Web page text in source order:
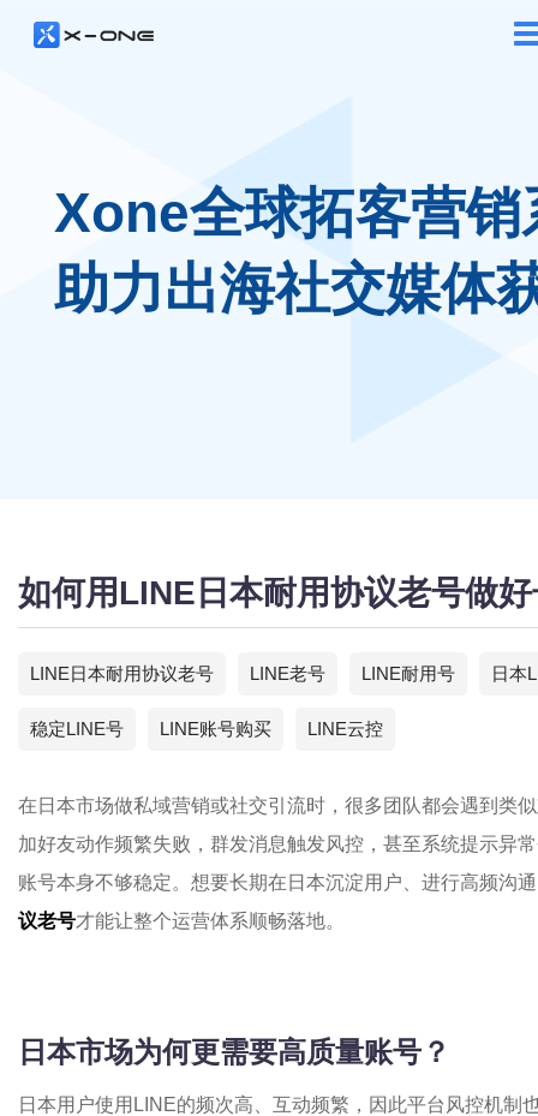
Xone全球拓客营销
助力出海社交媒体
如何用LINE日本耐用协议老号做
LINE日本耐用协议老号 LINE老号 LINE耐用号 日本
稳定LINE号 LINE账号购买 LINE云控
在日本市场做私域营销或社交引流时，很多团队都会遇到类
加好友动作频繁失败，群发消息触发风控，甚至系统提示异
账号本身不够稳定。想要长期在日本沉淀用户、进行高频沟
议老号才能让整个运营体系顺畅落地。
日本市场为何更需要高质量账号？
日本用户使用LINE的频次高、互动频繁，因此平台风控机制